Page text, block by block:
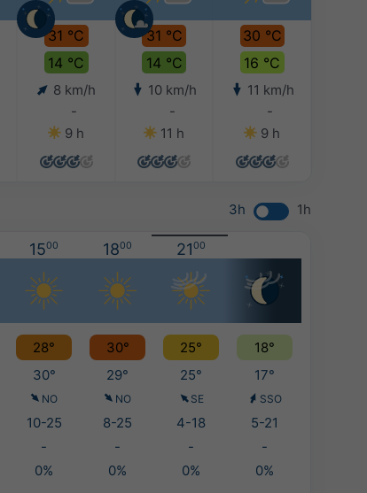
31 °C
14 °C
8 km/h
-
9 h
31 °C
14 °C
10 km/h
-
11 h
30 °C
16 °C
11 km/h
-
9 h
3h 1h
1500 1800 2100
28° 30° 25°
18°
30° 29° 25° 17°
NO NO SE SSO
10-25 8-25 4-18
5-21
- - -
-
0% 0% 0% 0%